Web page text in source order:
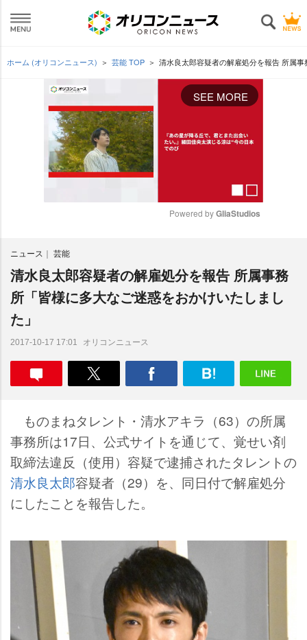
ホーム (オリコンニュース) 芸能 TOP 清水良太郎容疑者の解雇処分を報告 所属
SEE MORE
e
Powered by GliaStudios
ニュース 芸能
清水良太郎容疑者の解雇処分を報告 所属事務
所「皆様に多大なご迷惑をおかけいたしまし
た」
2017-10-17 17:01 オリコンニュース
ものまねタレント・清水アキラ（63）の所属
事務所は17日、公式サイトを通じて、覚せい剤
取締法違反（使用）容疑で逮捕されたタレントの
清水良太郎容疑者（29）を、同日付で解雇処分
にしたことを報告した。